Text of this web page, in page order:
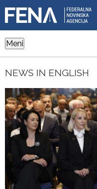
Meni
NEWS IN ENGLISH